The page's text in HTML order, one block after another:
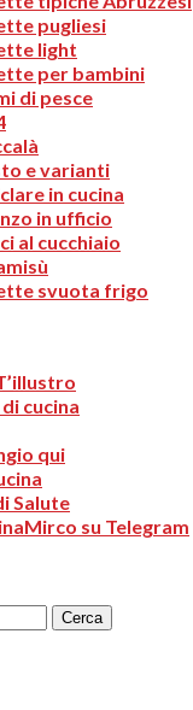
pugliesi
light
per bambini
di pesce
e varianti
in cucina
in ufficio
al cucchiaio
svuota frigo
cucina
qui
Salute
su Telegram
Cerca